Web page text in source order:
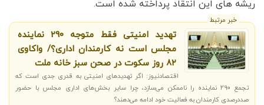
ریشه های این انتقاد پرداخته شده است.
خبر مرتبط
تهدید امنیتی فقط متوجه 290 نماینده
مجلس است نه کارمندان اداری؟/ واکاوی
۸۲ روز سکوت در صحن سبز خانه ملت
اقتصادنیوز: اگر تهدیدهای امنیتی به قدری جدی است که
تجمع ۲۹۰ نماینده را ناممکن می‌سازد، چرا سایر بخش‌های اداری مجلس با حضور
صددرصدی کارمندان به فعالیت خود ادامه می‌دهند؟